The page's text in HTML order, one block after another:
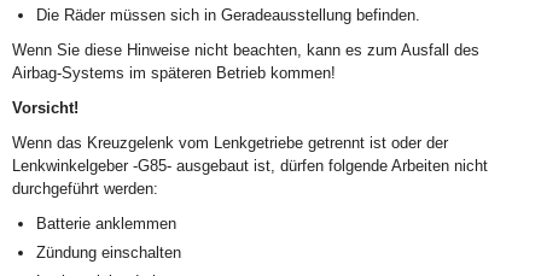
Die Räder müssen sich in Geradeausstellung befinden.
Wenn Sie diese Hinweise nicht beachten, kann es zum Ausfall des
Airbag-Systems im späteren Betrieb kommen!
Vorsicht!
Wenn das Kreuzgelenk vom Lenkgetriebe getrennt ist oder der
Lenkwinkelgeber -G85- ausgebaut ist, dürfen folgende Arbeiten nicht
durchgeführt werden:
Batterie anklemmen
Zündung einschalten